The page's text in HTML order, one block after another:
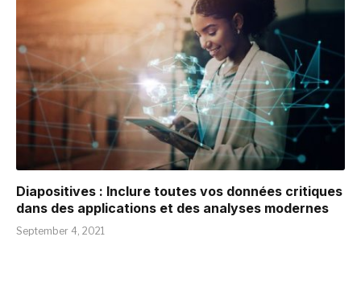
Diapositives : Inclure toutes vos données critiques
dans des applications et des analyses modernes
September 4, 2021